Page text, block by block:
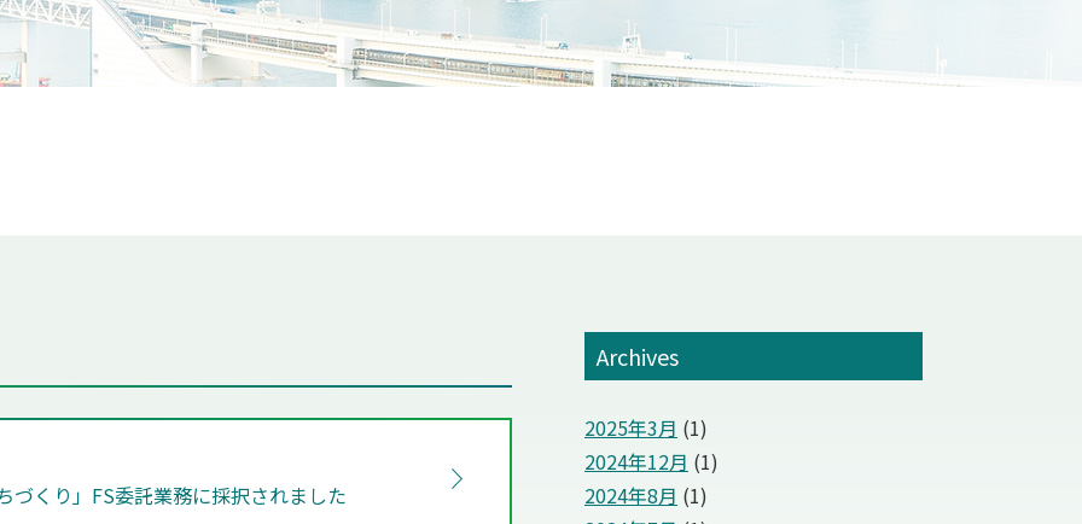
くり」FS委託業務に採択されました
Archives
2025年3月 (1)
2024年12月 (1)
2024年8月 (1)